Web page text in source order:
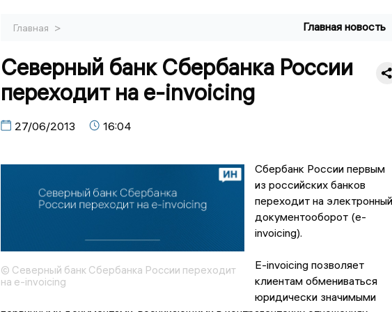
Главная > Главная новость
Северный банк Сбербанка России
переходит на e-invoicing
27/06/2013 16:04
© Северный банк Сбербанка России переходит
на e-invoicing
Сбербанк России первым
из российских банков
переходит на электронный
документооборот (e-
invoicing).
E-invoicing позволяет
клиентам обмениваться
юридически значимыми